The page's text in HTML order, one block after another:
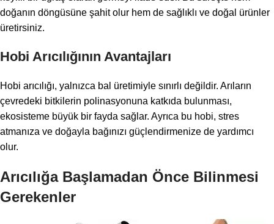
doğanın döngüsüne şahit olur hem de sağlıklı ve doğal ürünler
üretirsiniz.
Hobi Arıcılığının Avantajları
Hobi arıcılığı, yalnızca bal üretimiyle sınırlı değildir. Arıların
çevredeki bitkilerin polinasyonuna katkıda bulunması,
ekosisteme büyük bir fayda sağlar. Ayrıca bu hobi, stres
atmanıza ve doğayla bağınızı güçlendirmenize de yardımcı
olur.
Arıcılığa Başlamadan Önce Bilinmesi
Gerekenler